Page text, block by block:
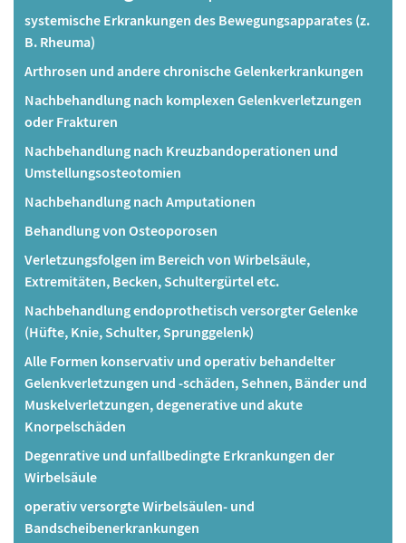
systemische Erkrankungen des Bewegungsapparates (z.
B. Rheuma)
Arthrosen und andere chronische Gelenkerkrankungen
Nachbehandlung nach komplexen Gelenkverletzungen
oder Frakturen
Nachbehandlung nach Kreuzbandoperationen und
Umstellungsosteotomien
Nachbehandlung nach Amputationen
Behandlung von Osteoporosen
Verletzungsfolgen im Bereich von Wirbelsäule,
Extremitäten, Becken, Schultergürtel etc.
Nachbehandlung endoprothetisch versorgter Gelenke
(Hüfte, Knie, Schulter, Sprunggelenk)
Alle Formen konservativ und operativ behandelter
Gelenkverletzungen und -schäden, Sehnen, Bänder und
Muskelverletzungen, degenerative und akute
Knorpelschäden
Degenrative und unfallbedingte Erkrankungen der
Wirbelsäule
operativ versorgte Wirbelsäulen- und
Bandscheibenerkrankungen